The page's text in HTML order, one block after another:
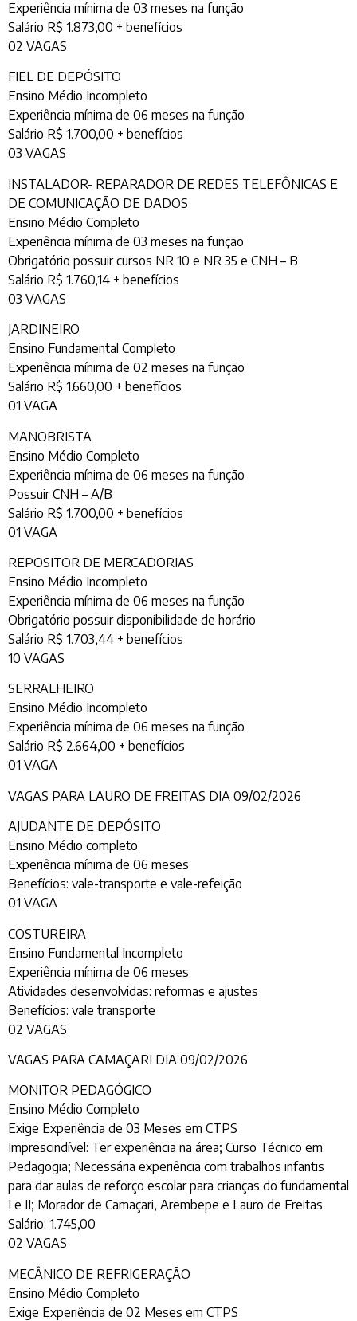
Experiência mínima de 03 meses na função
Salário R$ 1.873,00 + benefícios
02 VAGAS
FIEL DE DEPÓSITO
Ensino Médio Incompleto
Experiência mínima de 06 meses na função
Salário R$ 1.700,00 + benefícios
03 VAGAS
INSTALADOR- REPARADOR DE REDES TELEFÔNICAS E
DE COMUNICAÇÃO DE DADOS
Ensino Médio Completo
Experiência mínima de 03 meses na função
Obrigatório possuir cursos NR 10 e NR 35 e CNH – B
Salário R$ 1.760,14 + benefícios
03 VAGAS
JARDINEIRO
Ensino Fundamental Completo
Experiência mínima de 02 meses na função
Salário R$ 1.660,00 + benefícios
01 VAGA
MANOBRISTA
Ensino Médio Completo
Experiência mínima de 06 meses na função
Possuir CNH – A/B
Salário R$ 1.700,00 + benefícios
01 VAGA
REPOSITOR DE MERCADORIAS
Ensino Médio Incompleto
Experiência mínima de 06 meses na função
Obrigatório possuir disponibilidade de horário
Salário R$ 1.703,44 + benefícios
10 VAGAS
SERRALHEIRO
Ensino Médio Incompleto
Experiência mínima de 06 meses na função
Salário R$ 2.664,00 + benefícios
01 VAGA
VAGAS PARA LAURO DE FREITAS DIA 09/02/2026
AJUDANTE DE DEPÓSITO
Ensino Médio completo
Experiência mínima de 06 meses
Benefícios: vale-transporte e vale-refeição
01 VAGA
COSTUREIRA
Ensino Fundamental Incompleto
Experiência mínima de 06 meses
Atividades desenvolvidas: reformas e ajustes
Benefícios: vale transporte
02 VAGAS
VAGAS PARA CAMAÇARI DIA 09/02/2026
MONITOR PEDAGÓGICO
Ensino Médio Completo
Exige Experiência de 03 Meses em CTPS
Imprescindível: Ter experiência na área; Curso Técnico em
Pedagogia; Necessária experiência com trabalhos infantis
para dar aulas de reforço escolar para crianças do fundamental
I e II; Morador de Camaçari, Arembepe e Lauro de Freitas
Salário: 1.745,00
02 VAGAS
MECÂNICO DE REFRIGERAÇÃO
Ensino Médio Completo
Exige Experiência de 02 Meses em CTPS